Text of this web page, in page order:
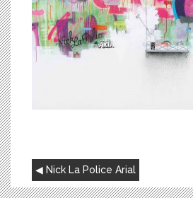
NAVIGATION
DE
L’ARTICLE
Nick La Police Arial